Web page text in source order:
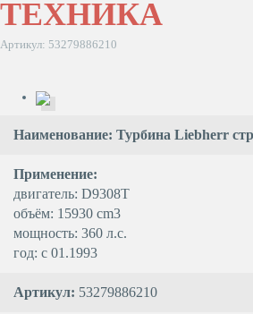
ТЕХНИКА
Артикул: 53279886210
Наименование: Турбина Liebherr
Применение:
двигатель: D9308T
объём: 15930 cm3
мощность: 360 л.с.
год: с 01.1993
Артикул: 53279886210